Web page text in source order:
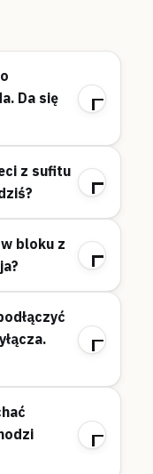
Da się
z sufitu
bloku z